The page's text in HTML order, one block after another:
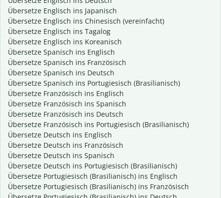
Übersetze Englisch ins Japanisch
Übersetze Englisch ins Chinesisch (vereinfacht)
Übersetze Englisch ins Tagalog
Übersetze Englisch ins Koreanisch
Übersetze Spanisch ins Englisch
Übersetze Spanisch ins Französisch
Übersetze Spanisch ins Deutsch
Übersetze Spanisch ins Portugiesisch (Brasilianisch)
Übersetze Französisch ins Englisch
Übersetze Französisch ins Spanisch
Übersetze Französisch ins Deutsch
Übersetze Französisch ins Portugiesisch (Brasilianisch)
Übersetze Deutsch ins Englisch
Übersetze Deutsch ins Französisch
Übersetze Deutsch ins Spanisch
Übersetze Deutsch ins Portugiesisch (Brasilianisch)
Übersetze Portugiesisch (Brasilianisch) ins Englisch
Übersetze Portugiesisch (Brasilianisch) ins Französisch